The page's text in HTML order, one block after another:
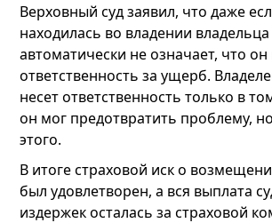
Верховный суд заявил, что даже
находилась во владении
автоматически не означает, что он
ответственность за ущерб.
несет ответственность только в
он мог предотвратить проблему,
этого.
В итоге страховой иск о
был удовлетворен, а вся выплата
издержек осталась за страховой